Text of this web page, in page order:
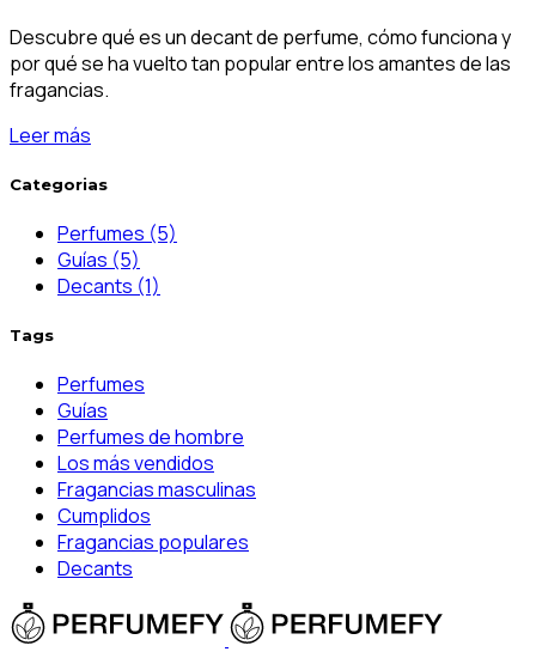
Descubre qué es un decant de perfume, cómo funciona y
por qué se ha vuelto tan popular entre los amantes de las
fragancias.
Leer más
Categorias
Perfumes (5)
Guías (5)
Decants (1)
Tags
Perfumes
Guías
Perfumes de hombre
Los más vendidos
Fragancias masculinas
Cumplidos
Fragancias populares
Decants